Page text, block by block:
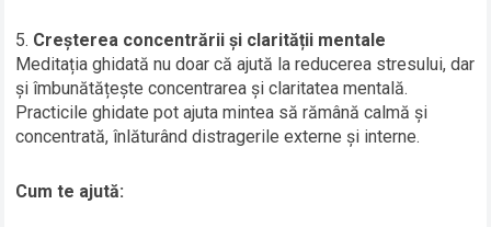
Creșterea concentrării și clarității mentale
Meditația ghidată nu doar că ajută la reducerea stresului, dar
și îmbunătățește concentrarea și claritatea mentală.
Practicile ghidate pot ajuta mintea să rămână calmă și
concentrată, înlăturând distragerile externe și interne.
Cum te ajută: